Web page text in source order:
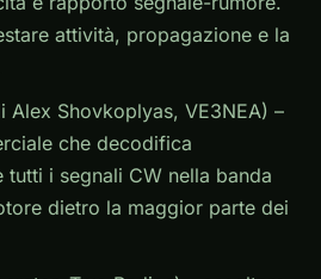
attività, propagazione e la
Alex Shovkoplyas, VE3NEA) –
che decodifica
tutti i segnali CW nella banda
dietro la maggior parte dei